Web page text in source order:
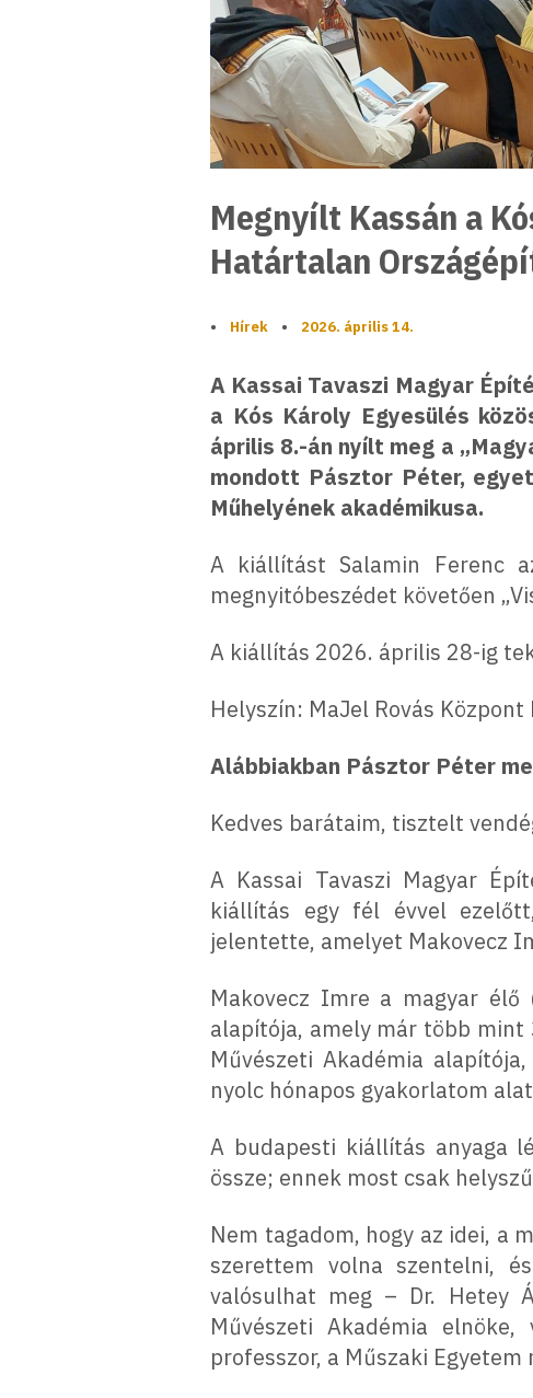
Megnyílt Kassán a
Határtalan
• Hírek • 2026. április 14.
A Kassai Tavaszi Magyar
a Kós Károly Egyesülés
április 8.-án nyílt meg a
mondott Pásztor Péter,
Műhelyének akadémikusa.
A kiállítást Salamin Ferenc
megnyitóbeszédet követően
A kiállítás 2026. április 28-ig
Helyszín: MaJel Rovás
Alábbiakban Pásztor Péter
Kedves barátaim, tisztelt
A Kassai Tavaszi Magyar
kiállítás egy fél évvel
jelentette, amelyet Makovecz
Makovecz Imre a magyar élő
alapítója, amely már több mint
Művészeti Akadémia
nyolc hónapos gyakorlatom
A budapesti kiállítás anyaga
össze; ennek most csak
Nem tagadom, hogy az idei, a
szerettem volna szentelni,
valósulhat meg – Dr. Hetey
Művészeti Akadémia
professzor, a Műszaki